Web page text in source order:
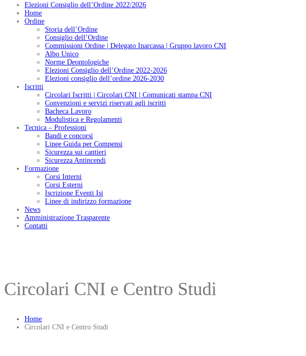
Elezioni Consiglio dell’Ordine 2022/2026
Home
Ordine
Storia dell’Ordine
Consiglio dell’Ordine
Commissioni Ordine | Delegato Inarcassa | Gruppo lavoro CNI
Albo Unico
Norme Deontologiche
Elezioni Consiglio dell’Ordine 2022-2026
Elezioni consiglio dell’ordine 2026-2030
Iscritti
Circolari Iscritti | Circolari CNI | Comunicati stampa CNI
Convenzioni e servizi riservati agli iscritti
Bacheca Lavoro
Modulistica e Regolamenti
Tecnica – Professioni
Bandi e concorsi
Linee Guida per Compensi
Sicurezza sui cantieri
Sicurezza Antincendi
Formazione
Corsi Interni
Corsi Esterni
Iscrizione Eventi Isi
Linee di indirizzo formazione
News
Amministrazione Trasparente
Contatti
Circolari CNI e Centro Studi
Home
Circolari CNI e Centro Studi